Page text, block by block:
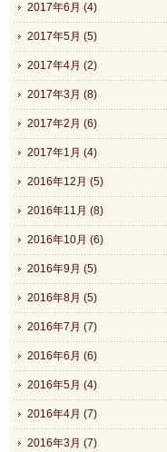
2017年6月 (4)
2017年5月 (5)
2017年4月 (2)
2017年3月 (8)
2017年2月 (6)
2017年1月 (4)
2016年12月 (5)
2016年11月 (8)
2016年10月 (6)
2016年9月 (5)
2016年8月 (5)
2016年7月 (7)
2016年6月 (6)
2016年5月 (4)
2016年4月 (7)
2016年3月 (7)